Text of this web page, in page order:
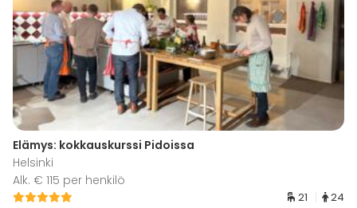
Elämys: kokkauskurssi Pidoissa
Helsinki
Alk. € 115 per henkilö
21 24